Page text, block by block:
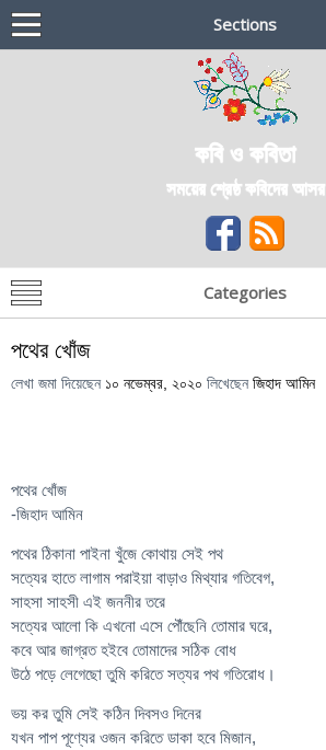
Sections
কবি ও কবিতা
সময়ের শ্রেষ্ঠ কবিদের আসর
Categories
পথের খোঁজ
লেখা জমা দিয়েছেন ১০ নভেম্বর, ২০২০ লিখেছেন জিহাদ আমিন
পথের খোঁজ
-জিহাদ আমিন
পথের ঠিকানা পাইনা খুঁজে কোথায় সেই পথ
সত্যের হাতে লাগাম পরাইয়া বাড়াও মিথ্যার গতিবেগ,
সাহসা সাহসী এই জননীর তরে
সত্যের আলো কি এখনো এসে পৌঁছেনি তোমার ঘরে,
কবে আর জাগ্রত হইবে তোমাদের সঠিক বোধ
উঠে পড়ে লেগেছো তুমি করিতে সত্যর পথ গতিরোধ।
ভয় কর তুমি সেই কঠিন দিবসও দিনের
যখন পাপ পূণ্যের ওজন করিতে ডাকা হবে মিজান,